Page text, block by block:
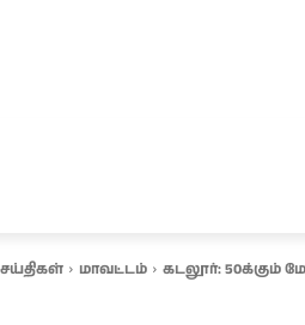
மாவட்டம் கடலூர்: 50க்கும்